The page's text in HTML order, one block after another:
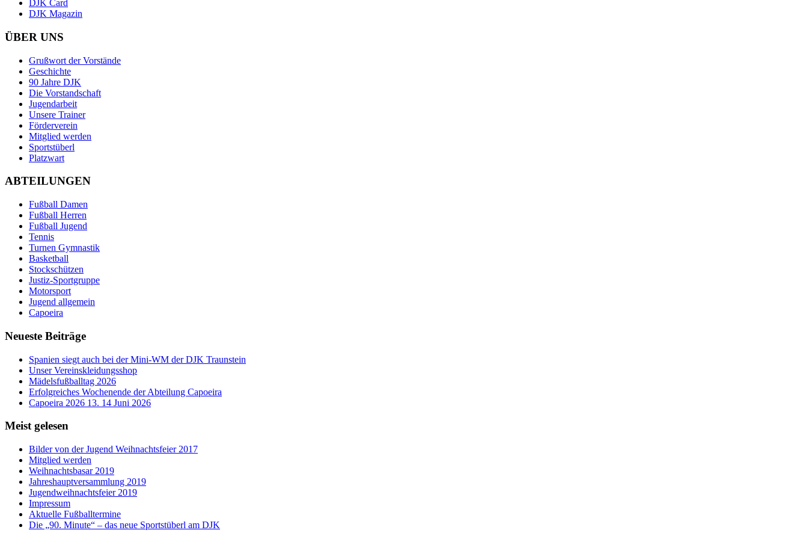
DJK Card
DJK Magazin
ÜBER UNS
Grußwort der Vorstände
Geschichte
90 Jahre DJK
Die Vorstandschaft
Jugendarbeit
Unsere Trainer
Förderverein
Mitglied werden
Sportstüberl
Platzwart
ABTEILUNGEN
Fußball Damen
Fußball Herren
Fußball Jugend
Tennis
Turnen Gymnastik
Basketball
Stockschützen
Justiz-Sportgruppe
Motorsport
Jugend allgemein
Capoeira
Neueste Beiträge
Spanien siegt auch bei der Mini-WM der DJK Traunstein
Unser Vereinskleidungsshop
Mädelsfußballtag 2026
Erfolgreiches Wochenende der Abteilung Capoeira
Capoeira 2026 13. 14 Juni 2026
Meist gelesen
Bilder von der Jugend Weihnachtsfeier 2017
Mitglied werden
Weihnachtsbasar 2019
Jahreshauptversammlung 2019
Jugendweihnachtsfeier 2019
Impressum
Aktuelle Fußballtermine
Die „90. Minute“ – das neue Sportstüberl am DJK